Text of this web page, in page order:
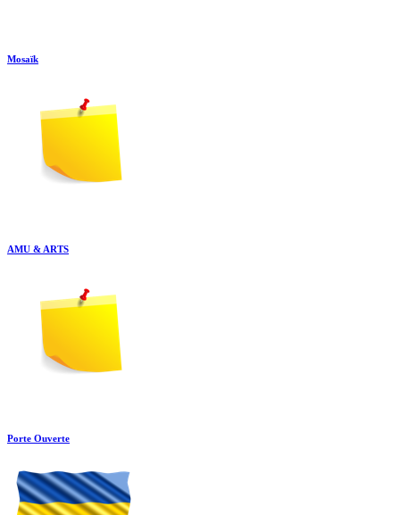
Mosaïk
AMU & ARTS
Porte Ouverte